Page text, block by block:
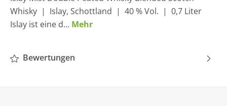
Whisky | Islay, Schottland | 40 % Vol. | 0,7 Liter
Islay ist eine d… Mehr
Bewertungen